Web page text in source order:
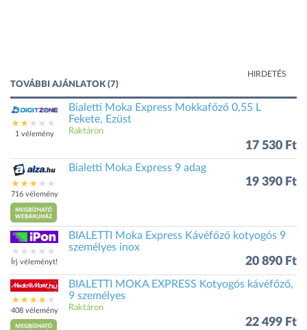
HIRDETÉS
TOVÁBBI AJÁNLATOK (7)
1 vélemény
Bialetti Moka Express Mokkafőző 0,55 L
Fekete, Ezüst
Raktáron
17 530 Ft
716 vélemény
Bialetti Moka Express 9 adag
19 390 Ft
Írj véleményt!
BIALETTI Moka Express Kávéfőző kotyogós 9
személyes inox
20 890 Ft
408 vélemény
BIALETTI MOKA EXPRESS Kotyogós kávéfőző,
9 személyes
Raktáron
22 499 Ft